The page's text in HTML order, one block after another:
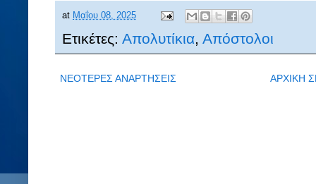
at Μαΐου 08, 2025
Ετικέτες: Απολυτίκια Απόστολοι
ΝΕΟΤΕΡΕΣ ΑΝΑΡΤΗΣΕΙΣ ΑΡΧΙΚΗ